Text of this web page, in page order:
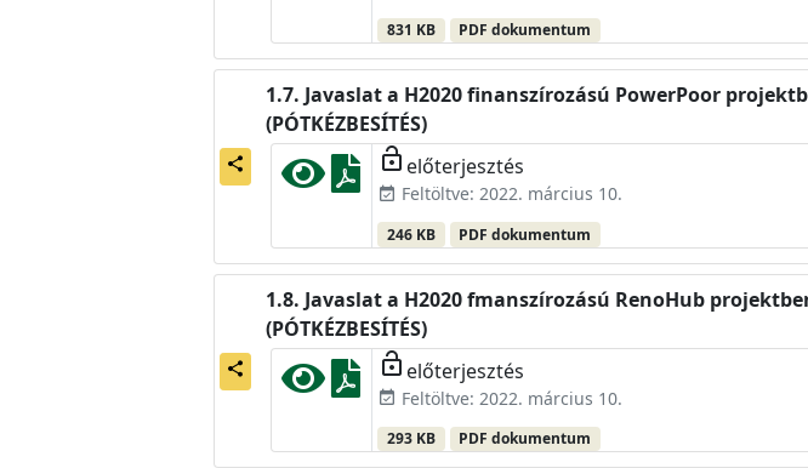
831 KB PDF dokumentum
share
Javaslat a H2020 finanszírozású PowerPoor
(PÓTKÉZBESÍTÉS)
lock_open előterjesztés
event_available Feltöltve: 2022. március 10.
246 KB PDF dokumentum
share
Javaslat a H2020 fmanszírozású RenoHub
(PÓTKÉZBESÍTÉS)
lock_open előterjesztés
event_available Feltöltve: 2022. március 10.
293 KB PDF dokumentum